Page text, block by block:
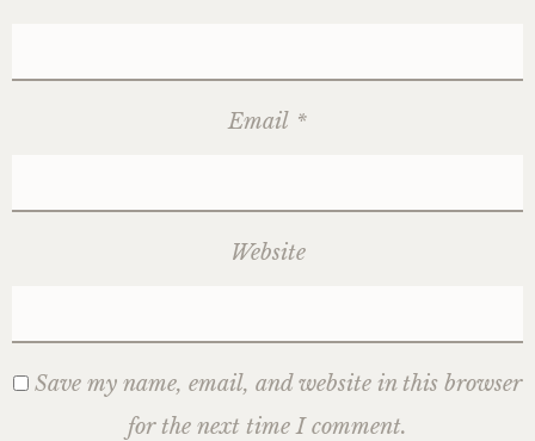
Email *
Website
Save my name, email, and website in this browser
for the next time I comment.